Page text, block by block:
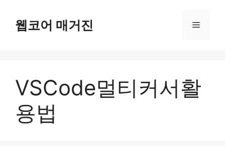
웹코어 매거진 메
VSCode멀티커서활
용법